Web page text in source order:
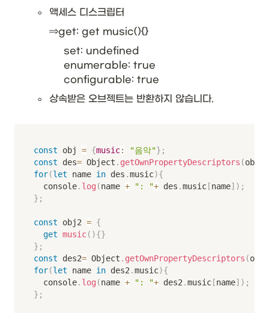
◦
액세스 디스크립터
⇒get: get music(){}
set: undefined
enumerable: true
configurable: true
◦ 상속받은 오브젝트는 반환하지 않습니다.
const obj = {music: "음악"} ;
const des= Object . getOwnPropertyDescriptors (obj
for(let name in des .music){
	console
. log (name + ": "+ des .music [name] ) ;
} ;
const obj2 = {
get music( ){}
} ;
const des2= Object . getOwnPropertyDescriptors (obj2
for(let name in des2.music){
	console
. log (name + ": "+ des2.music [name] ) ;
} ;